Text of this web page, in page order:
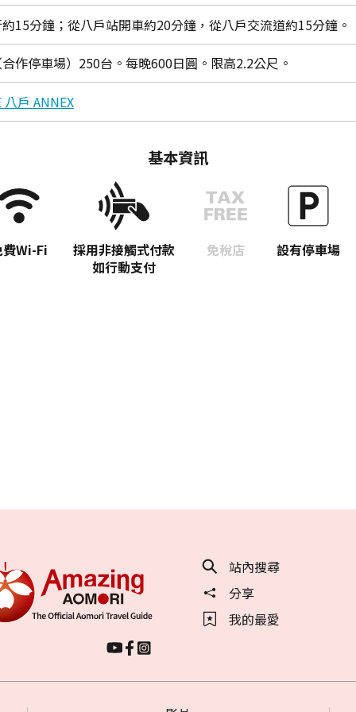
15分鐘；從八戶站開車約20分鐘，從八戶交流道約15分鐘。
作停車場）250台。每晚600日圓。限高2.2公尺。
八戶 ANNEX
基本資訊
費Wi-Fi
採用非接觸式付款
如行動支付
免稅店 設有停車場
站內搜尋
分享
我的最愛